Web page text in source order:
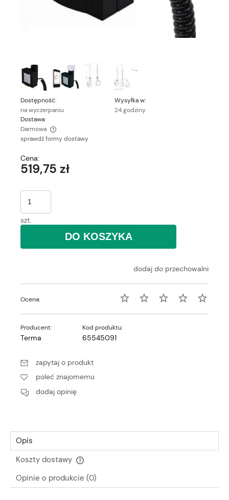
Dostępność:
na wyczerpaniu
Wysyłka w:
24 godziny
Dostawa:
Darmowa
Cena nie zawiera ewentualnych kosztów płatności
sprawdź formy dostawy
Cena:
519,75 zł
szt.
DO KOSZYKA
dodaj do przechowalni
Ocena:
Producent:
Terma
Kod produktu:
65545091
zapytaj o produkt
poleć znajomemu
dodaj opinię
Opis
Koszty dostawy
Cena nie zawiera ewentualnych kosztów płatności
Opinie o produkcie (0)